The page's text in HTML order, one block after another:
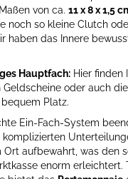
von ca. 11 x 8 x 1,5
noch so kleine Clutch
haben das Innere
Hauptfach: Hier finden
oder auch
Platz.
Ein-Fach-System
komplizierten
Ort aufbewahrt, was den
enorm erleichtert.